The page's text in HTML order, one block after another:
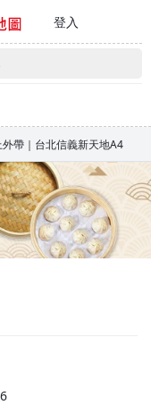
登入
帶｜台北信義新天地A4